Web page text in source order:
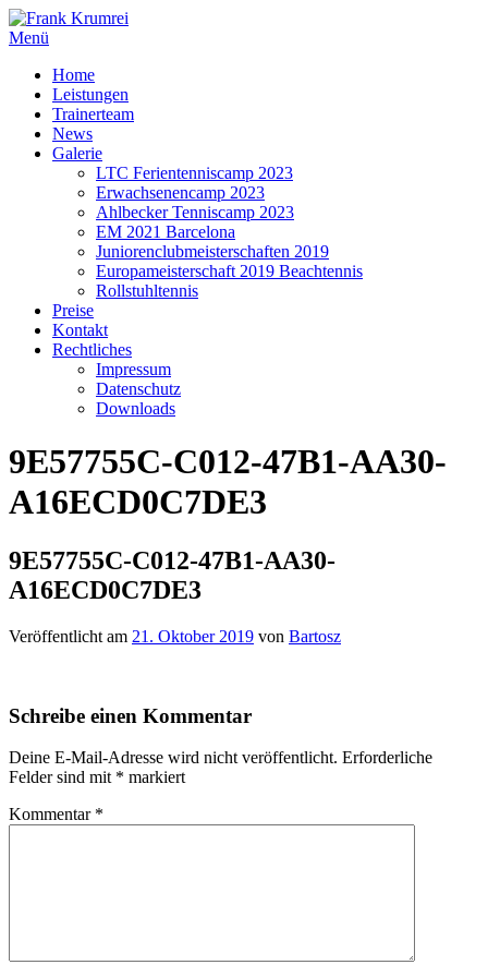
Zum
Inhalt
Menü
Home
Leistungen
Trainerteam
News
Galerie
LTC Ferientenniscamp 2023
Erwachsenencamp 2023
Ahlbecker Tenniscamp 2023
EM 2021 Barcelona
Juniorenclubmeisterschaften 2019
Europameisterschaft 2019 Beachtennis
Rollstuhltennis
Preise
Kontakt
Rechtliches
Impressum
Datenschutz
Downloads
9E57755C-C012-47B1-AA30-
A16ECD0C7DE3
9E57755C-C012-47B1-AA30-
A16ECD0C7DE3
Veröffentlicht am 21. Oktober 2019 von Bartosz
Schreibe einen Kommentar
Deine E-Mail-Adresse wird nicht veröffentlicht. Erforderliche
Felder sind mit * markiert
Kommentar *